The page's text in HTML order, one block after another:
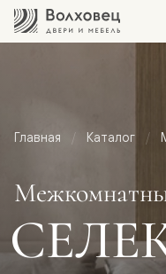
Главная Каталог